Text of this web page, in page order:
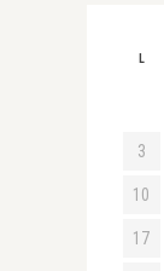
L
3
10
17